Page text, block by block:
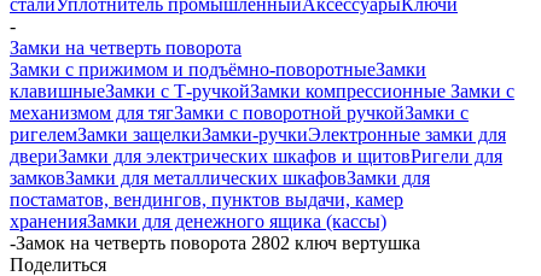
сталиУплотнитель промышленныйАксессуарыКлючи
-
Замки на четверть поворота
Замки с прижимом и подъёмно-поворотныеЗамки
клавишныеЗамки с Т-ручкойЗамки компрессионные Замки с
механизмом для тягЗамки с поворотной ручкойЗамки с
ригелемЗамки защелкиЗамки-ручкиЭлектронные замки для
двериЗамки для электрических шкафов и щитовРигели для
замковЗамки для металлических шкафовЗамки для
постаматов, вендингов, пунктов выдачи, камер
храненияЗамки для денежного ящика (кассы)
-Замок на четверть поворота 2802 ключ вертушка
Поделиться